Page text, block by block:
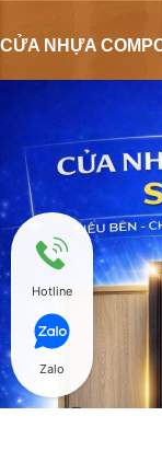
CỬA NHỰA
Hotline
Zalo